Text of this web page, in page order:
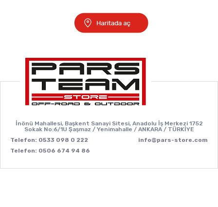
İnönü Mahallesi, Başkent Sanayi Sitesi, Anadolu İş Merkezi 1752
Sokak No:6/1U Şaşmaz / Yenimahalle / ANKARA / TÜRKİYE
Telefon: 0533 098 0 222
info@pars-store.com
Telefon: 0506 674 94 86